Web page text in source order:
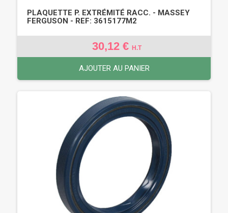
PLAQUETTE P. EXTRÉMITÉ RACC. - MASSEY
FERGUSON - REF: 3615177M2
30,12 € H.T
AJOUTER AU PANIER